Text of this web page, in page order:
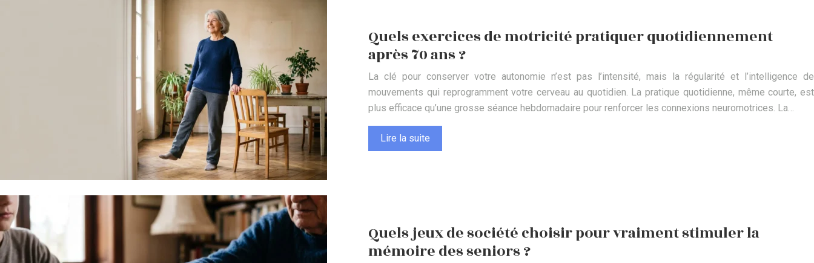
Quels exercices de motricité pratiquer quotidiennement
après 70 ans ?
La clé pour conserver votre autonomie n’est pas l’intensité, mais la régularité et l’intelligence de
mouvements qui reprogramment votre cerveau au quotidien. La pratique quotidienne, même courte, est
plus efficace qu’une grosse séance hebdomadaire pour renforcer les connexions neuromotrices. La…
Lire la suite
Quels jeux de société choisir pour vraiment stimuler la
mémoire des seniors ?